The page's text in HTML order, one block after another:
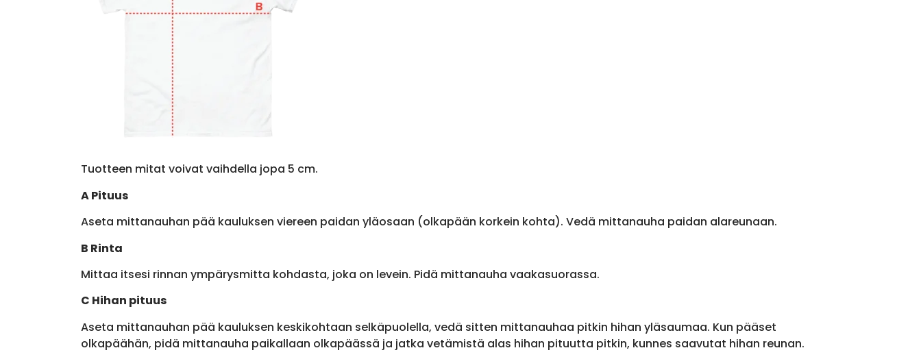
Tuotteen mitat voivat vaihdella jopa 5 cm.
A Pituus
Aseta mittanauhan pää kauluksen viereen paidan yläosaan (olkapään korkein kohta). Vedä mittanauha paidan alareunaan.
B Rinta
Mittaa itsesi rinnan ympärysmitta kohdasta, joka on levein. Pidä mittanauha vaakasuorassa.
C Hihan pituus
Aseta mittanauhan pää kauluksen keskikohtaan selkäpuolella, vedä sitten mittanauhaa pitkin hihan yläsaumaa. Kun pääset
olkapäähän, pidä mittanauha paikallaan olkapäässä ja jatka vetämistä alas hihan pituutta pitkin, kunnes saavutat hihan reunan.